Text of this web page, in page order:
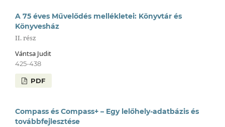
A 75 éves Művelődés mellékletei: Könyvtár és
Könyvesház
II. rész
Vántsa Judit
425-438
PDF
Compass és Compass+ – Egy lelőhely-adatbázis és
továbbfejlesztése